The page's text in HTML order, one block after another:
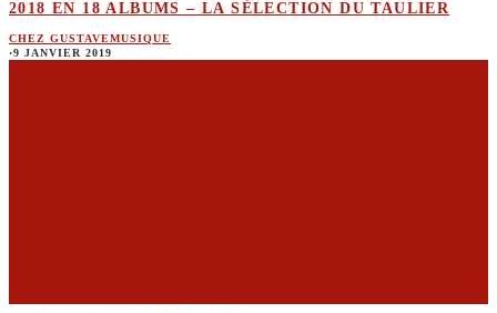
2018 EN 18 ALBUMS – LA SÉLECTION DU TAULIER
CHEZ GUSTAVEMUSIQUE
·9 JANVIER 2019